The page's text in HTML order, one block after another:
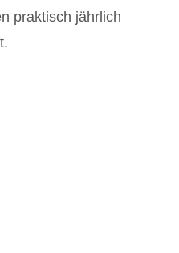
praktisch jährlich